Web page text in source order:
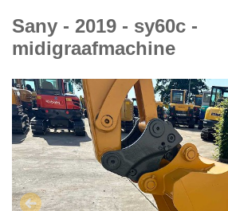
Sany - 2019 - sy60c -
midigraafmachine